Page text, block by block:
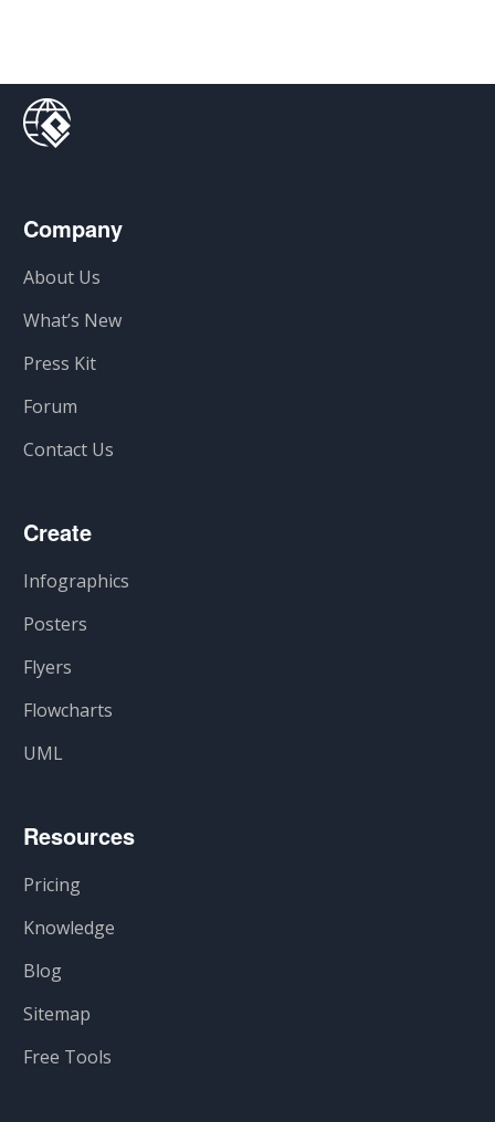
Company
About Us
What’s New
Press Kit
Forum
Contact Us
Create
Infographics
Posters
Flyers
Flowcharts
UML
Resources
Pricing
Knowledge
Blog
Sitemap
Free Tools